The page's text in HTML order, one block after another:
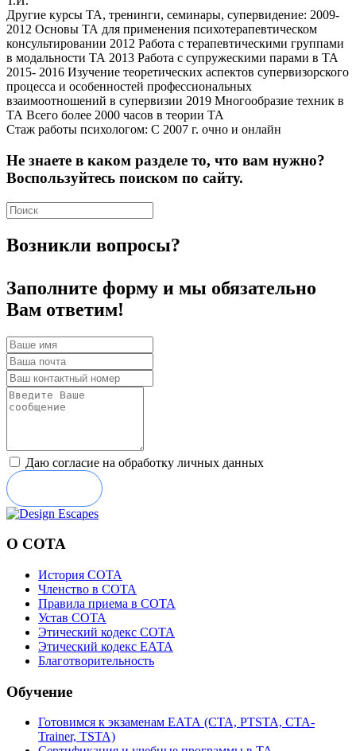
Другие курсы ТА, тренинги, семинары, супервидение: 2009-
2012 Основы ТА для применения психотерапевтическом
консультировании 2012 Работа с терапевтическими группами
в модальности ТА 2013 Работа с супружескими парами в ТА
2015- 2016 Изучение теоретических аспектов супервизорского
процесса и особенностей профессиональных
взаимоотношений в супервизии 2019 Многообразие техник в
ТА Всего более 2000 часов в теории ТА
Стаж работы психологом: C 2007 г. очно и онлайн
Не знаете в каком разделе то, что вам нужно?
Воспользуйтесь поиском по сайту.
Возникли вопросы?
Заполните форму и мы обязательно
Вам ответим!
Даю согласие на обработку личных данных
О СОТА
История СОТА
Членство в СОТА
Правила приема в СОТА
Устав СОТА
Этический кодекс СОТА
Этический кодекс ЕАТА
Благотворительность
Обучение
Готовимся к экзаменам ЕАТА (СТА, PTSTA, СТА-
Trainer, TSTA)